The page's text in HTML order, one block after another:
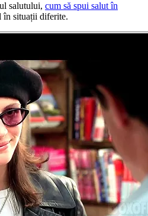
salutului, cum să spui salut în
în situații diferite.